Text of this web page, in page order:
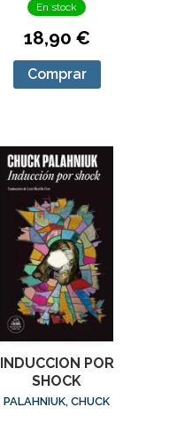
En stock
18,90 €
Comprar
INDUCCION POR
SHOCK
PALAHNIUK, CHUCK